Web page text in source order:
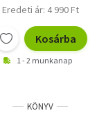
Eredeti ár: 4 990 Ft
Kosárba
1 - 2 munkanap
KÖNYV